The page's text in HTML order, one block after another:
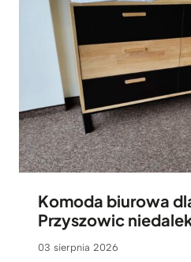
Komoda biurowa
Przyszowic
03 sierpnia 2026